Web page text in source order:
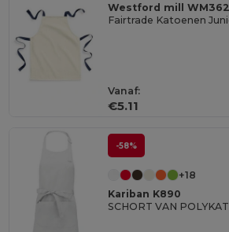
Westford mill WM362
Fairtrade Katoenen
Vanaf:
€5.11
-58%
+18
Kariban K890
SCHORT VAN